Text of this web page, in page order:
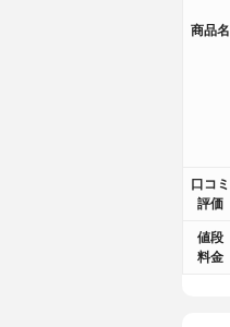
商品名
口コミ
評価
値段
料金